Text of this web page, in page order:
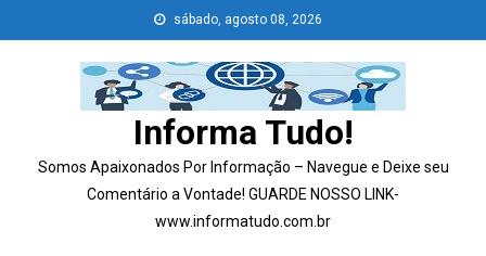
to
sábado, agosto 08, 2026
Informa Tudo!
Somos Apaixonados Por Informação – Navegue e Deixe seu
Comentário a Vontade! GUARDE NOSSO LINK-
www.informatudo.com.br